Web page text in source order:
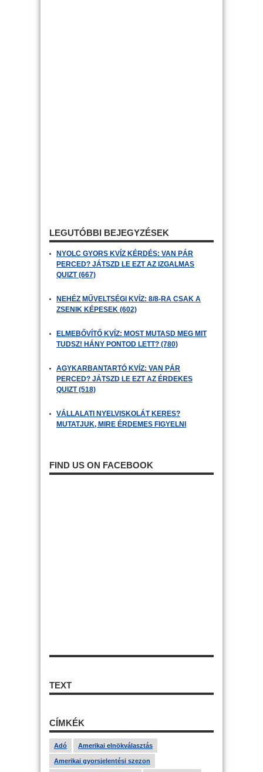
LEGUTÓBBI BEJEGYZÉSEK
NYOLC GYORS KVÍZ KÉRDÉS: VAN PÁR
PERCED? JÁTSZD LE EZT AZ IZGALMAS
QUIZT (667)
NEHÉZ MŰVELTSÉGI KVÍZ: 8/8-RA CSAK A
ZSENIK KÉPESEK (602)
ELMEBŐVÍTŐ KVÍZ: MOST MUTASD MEG MIT
TUDSZ! HÁNY PONTOD LETT? (780)
AGYKARBANTARTÓ KVÍZ: VAN PÁR
PERCED? JÁTSZD LE EZT AZ ÉRDEKES
QUIZT (518)
VÁLLALATI NYELVISKOLÁT KERES?
MUTATJUK, MIRE ÉRDEMES FIGYELNI
FIND US ON FACEBOOK
TEXT
CÍMKÉK
Adó Amerikai elnökválasztás
Amerikai gyorsjelentési szezon